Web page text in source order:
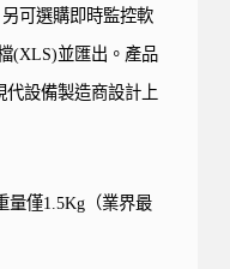
可選購即時監控軟
(XLS)並匯出。產品
代設備製造商設計上
量僅1.5Kg（業界最